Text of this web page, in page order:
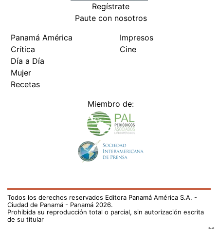
Regístrate
Paute con nosotros
Panamá América
Crítica
Día a Día
Mujer
Recetas
Impresos
Cine
Miembro de:
Todos los derechos reservados Editora Panamá América S.A. -
Ciudad de Panamá - Panamá 2026.
Prohibida su reproducción total o parcial, sin autorización escrita
de su titular